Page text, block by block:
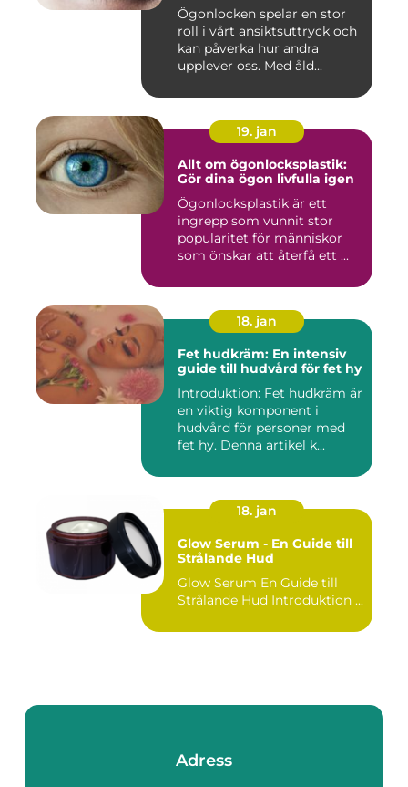
Ögonlocken spelar en stor
roll i vårt ansiktsuttryck och
kan påverka hur andra
upplever oss. Med åld...
19. jan
Allt om ögonlocksplastik:
Gör dina ögon livfulla igen
Ögonlocksplastik är ett
ingrepp som vunnit stor
popularitet för människor
som önskar att återfå ett ...
18. jan
Fet hudkräm: En intensiv
guide till hudvård för fet hy
Introduktion: Fet hudkräm är
en viktig komponent i
hudvård för personer med
fet hy. Denna artikel k...
18. jan
Glow Serum - En Guide till
Strålande Hud
Glow Serum En Guide till
Strålande Hud Introduktion ...
Adress